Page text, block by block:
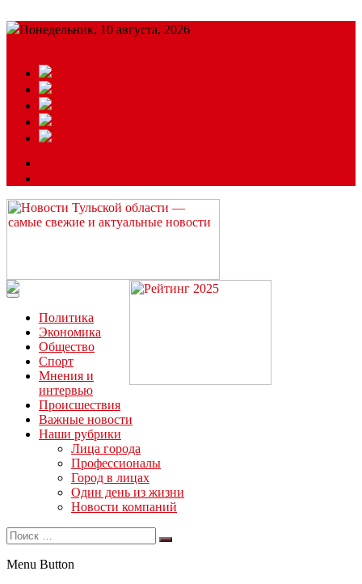
Понедельник, 10 августа, 2026
Читайте последние новости дня в Тульской области на сайте
“ЗаНовомосковск”
Политика
Экономика
Общество
Спорт
Мнения и
интервью
Происшествия
Важные новости
Наши рубрики
Лица города
Профессионалы
Город в лицах
Один день из жизни
Новости компаний
Menu Button